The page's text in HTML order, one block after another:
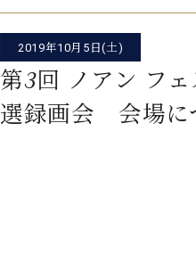
2019年10月5日(土)
第3回 ノアン フ
選録画会 会場に